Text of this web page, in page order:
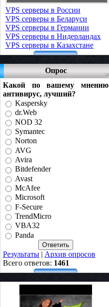
VPS серверы в России
VPS серверы в Беларуси
VPS серверы в Германии
VPS серверы в Нидерландах
VPS серверы в Казахстане
Опрос
Какой по вашему мнению
антивирус, лучший?
Kaspersky
dr.Web
NOD 32
Symantec
Norton
AVG
Avira
Bitdefender
Avast
McAfee
Microsoft
F-Secure
TrendMicro
VBA32
Panda
Результаты | Архив опросов
Всего ответов: 1461